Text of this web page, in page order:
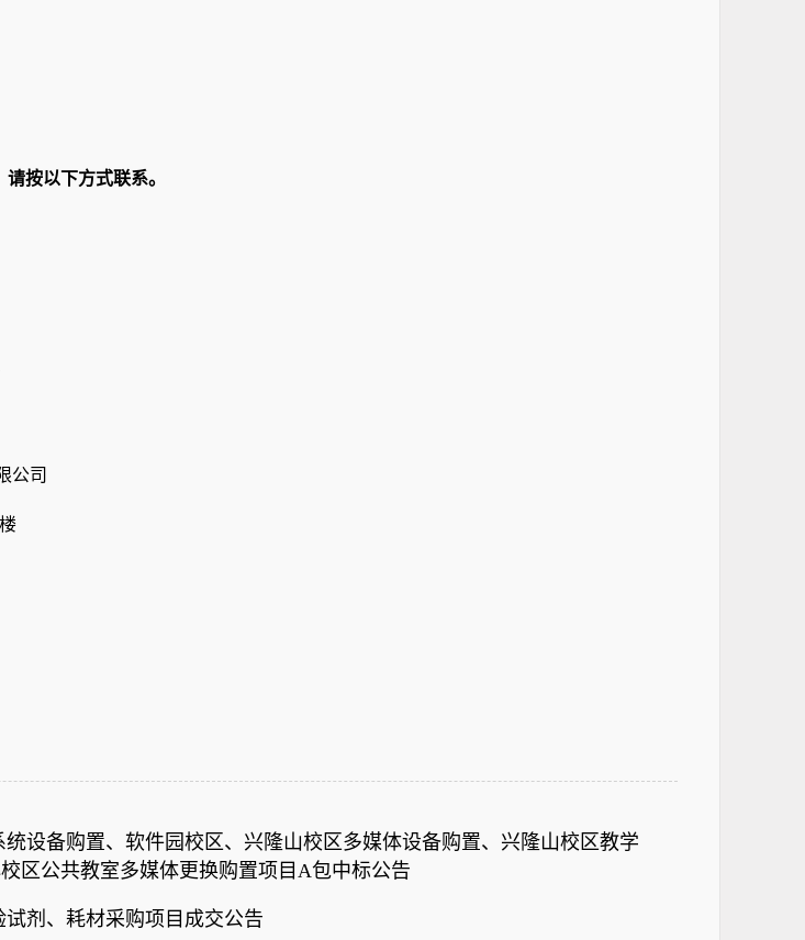
按以下方式联系。
公司
统设备购置、软件园校区、兴隆山校区多媒体设备购置、兴隆山校区教学
区公共教室多媒体更换购置项目A包中标公告
剂、耗材采购项目成交公告